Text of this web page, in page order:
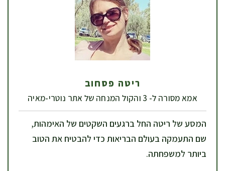
ריטה פסחוב
אמא מסורה ל- 3 והקול המנחה של אתר נוטרי-מאיה
המסע של ריטה החל ברגעים השקטים של האימהות,
שם התעמקה בעולם הבריאות כדי להבטיח את הטוב
ביותר למשפחתה.